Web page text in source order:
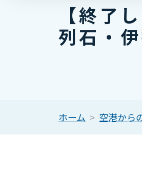
【終了
列石・
ホーム 空港から